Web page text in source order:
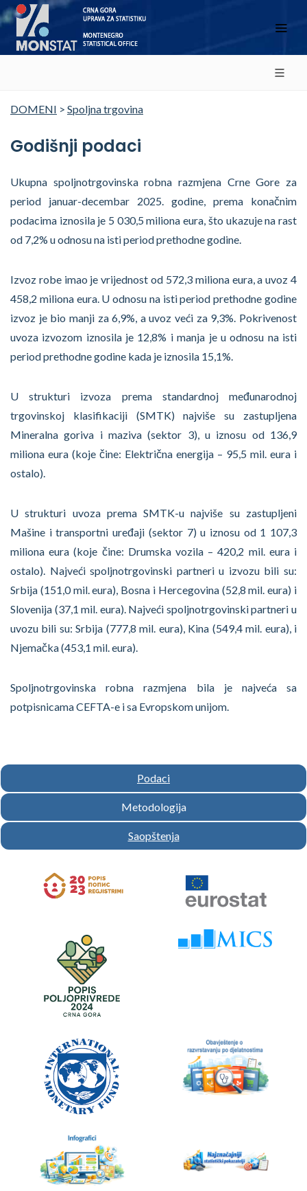
DOMENI > Spoljna trgovina
Godišnji podaci
Ukupna spoljnotrgovinska robna razmjena Crne Gore za
period januar-decembar 2025. godine, prema konačnim
podacima iznosila je 5 030,5 miliona eura, što ukazuje na rast
od 7,2% u odnosu na isti period prethodne godine.
Izvoz robe imao je vrijednost od 572,3 miliona eura, a uvoz 4
458,2 miliona eura. U odnosu na isti period prethodne godine
izvoz je bio manji za 6,9%, a uvoz veći za 9,3%. Pokrivenost
uvoza izvozom iznosila je 12,8% i manja je u odnosu na isti
period prethodne godine kada je iznosila 15,1%.
U strukturi izvoza prema standardnoj međunarodnoj
trgovinskoj klasifikaciji (SMTK) najviše su zastupljena
Mineralna goriva i maziva (sektor 3), u iznosu od 136,9
miliona eura (koje čine: Električna energija – 95,5 mil. eura i
ostalo).
U strukturi uvoza prema SMTK-u najviše su zastupljeni
Mašine i transportni uređaji (sektor 7) u iznosu od 1 107,3
miliona eura (koje čine: Drumska vozila – 420,2 mil. eura i
ostalo). Najveći spoljnotrgovinski partneri u izvozu bili su:
Srbija (151,0 mil. eura), Bosna i Hercegovina (52,8 mil. eura) i
Slovenija (37,1 mil. eura). Najveći spoljnotrgovinski partneri u
uvozu bili su: Srbija (777,8 mil. eura), Kina (549,4 mil. eura), i
Njemačka (453,1 mil. eura).
Spoljnotrgovinska robna razmjena bila je najveća sa
potpisnicama CEFTA-e i sa Evropskom unijom.
Podaci
Metodologija
Saopštenja